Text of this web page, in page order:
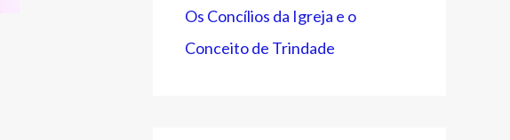
Os Concílios da Igreja e o
Conceito de Trindade